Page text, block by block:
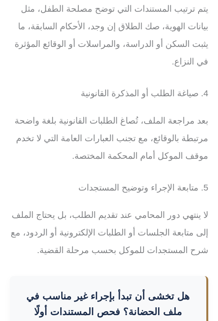
يتم ترتيب المستندات التي توضح مصلحة الطفل، مثل
بيانات الهوية، صك الطلاق إن وجد، الأحكام السابقة، ما
يثبت السكن أو الدراسة، والمراسلات أو الوقائع المؤثرة
في النزاع.
4. صياغة الطلب أو المذكرة القانونية
بعد مراجعة الملف، تُصاغ الطلبات القانونية بلغة واضحة
مرتبطة بالوقائع، مع تجنب العبارات العامة التي لا تخدم
موقف الموكل أمام المحكمة المختصة.
5. متابعة الإجراء وتوضيح المستجدات
لا ينتهي دور المحامي عند تقديم الطلب، بل يحتاج الملف
إلى متابعة الجلسات أو الطلبات الإلكترونية أو الردود، مع
شرح المستجدات للموكل بحسب مرحلة القضية.
هل تخشى أن تبدأ بإجراء غير مناسب في
ملف الحضانة؟ فحص المستندات أولًا